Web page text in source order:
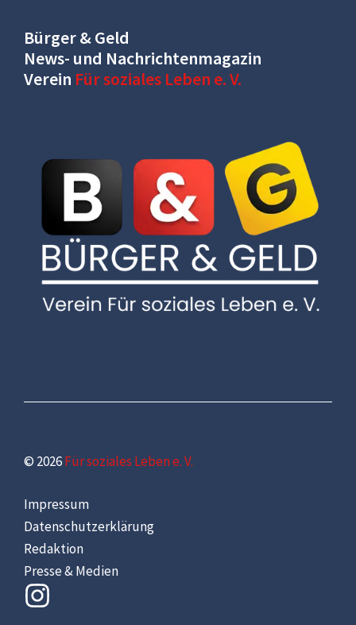
Bürger & Geld
News- und Nachrichtenmagazin
Verein Für soziales Leben e. V.
© 2026Für soziales Leben e. V.
Impressum
Datenschutzerklärung
Redaktion
Presse & Medien